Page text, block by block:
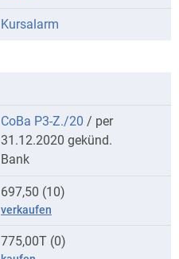
Kursalarm
CoBa P3-Z./20 / per
31.12.2020 gekünd.
Bank
697,50 (10)
verkaufen
775,00T (0)